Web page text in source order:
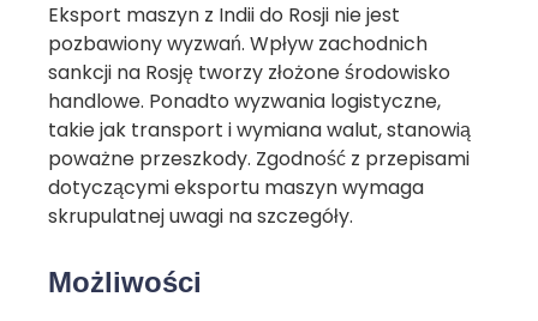
Eksport maszyn z Indii do Rosji nie jest
pozbawiony wyzwań. Wpływ zachodnich
sankcji na Rosję tworzy złożone środowisko
handlowe. Ponadto wyzwania logistyczne,
takie jak transport i wymiana walut, stanowią
poważne przeszkody. Zgodność z przepisami
dotyczącymi eksportu maszyn wymaga
skrupulatnej uwagi na szczegóły.
Możliwości